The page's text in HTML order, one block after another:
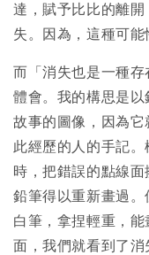
達，賦予比比的離
失。因為，這種可能
而「消失也是一種
體會。我的構思是
故事的圖像，因為
此經歷的人的手記
時，把錯誤的點線
鉛筆得以重新畫過
白筆，拿捏輕重，
面，我們就看到了消